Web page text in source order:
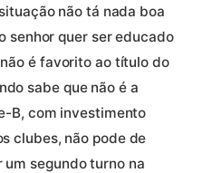
não tá nada boa
senhor quer ser educado
é favorito ao título do
sabe que não é a
B, com investimento
clubes, não pode de
segundo turno na